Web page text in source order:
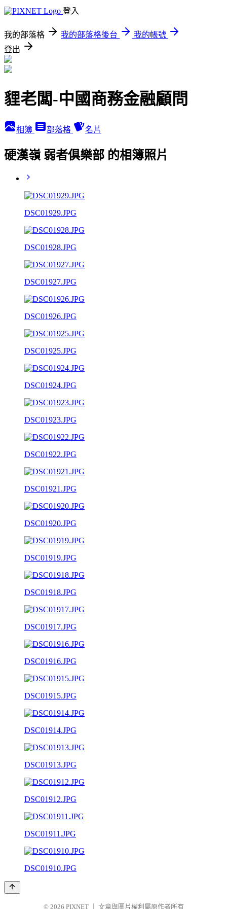
登入
我的部落格 我的部落格後台
我的帳號
登出
貍老闆-中國商務金融顧問
相簿 部落格 名片
硬漢嶺 弱者俱樂部 的相簿照片
DSC01929.JPG
DSC01928.JPG
DSC01927.JPG
DSC01926.JPG
DSC01925.JPG
DSC01924.JPG
DSC01923.JPG
DSC01922.JPG
DSC01921.JPG
DSC01920.JPG
DSC01919.JPG
DSC01918.JPG
DSC01917.JPG
DSC01916.JPG
DSC01915.JPG
DSC01914.JPG
DSC01913.JPG
DSC01912.JPG
DSC01911.JPG
DSC01910.JPG
© 2026 PIXNET 文章與圖片權利屬原作者所有